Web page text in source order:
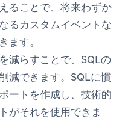
ることで、将来わずか
るカスタムイベントな
ます。
減らすことで、SQLの
減できます。SQLに慣
ートを作成し、技術的
がそれを使用できま